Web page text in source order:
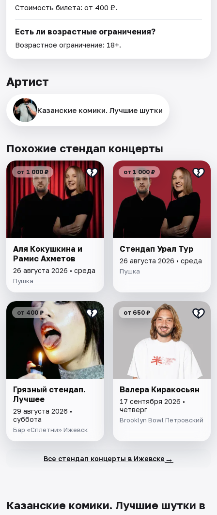
Стоимость билета: от 400 ₽.
Есть ли возрастные ограничения?
Возрастное ограничение: 18+.
Артист
Казанские комики. Лучшие шутки
Похожие стендап концерты
от 1 000 ₽
Аля Кокушкина и
Рамис Ахметов
26 августа 2026 • среда
Пушка
от 1 000 ₽
Стендап Урал Тур
26 августа 2026 • среда
Пушка
от 400 ₽
Грязный стендап.
Лучшее
29 августа 2026 •
суббота
Бар «Сплетни» Ижевск
от 650 ₽
Валера Киракосьян
17 сентября 2026 •
четверг
Brooklyn Bowl Петровский
Все стендап концерты в Ижевске →
Казанские комики. Лучшие шутки в